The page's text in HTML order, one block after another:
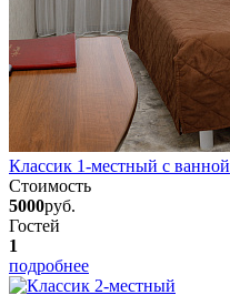
Классик 1-местный с ванной
Стоимость
5000руб.
Гостей
1
подробнее